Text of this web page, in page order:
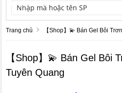
TÌM KIẾM
Trang chủ 【Shop】💫 Bán Gel Bôi
【Shop】💫 Bán Gel Bôi
Tuyên Quang